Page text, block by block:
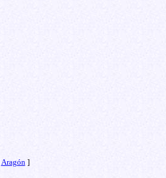
Aragón]